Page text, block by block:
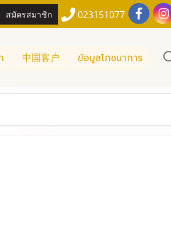
สมัครสมาชิก 023151077
中国客户 ข้อมูลโภชนาการ